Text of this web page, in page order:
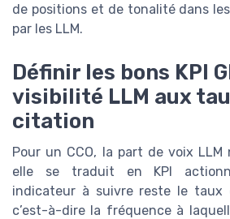
de positions et de tonalité dans
par les LLM.
Définir les bons KPI
visibilité LLM aux
citation
Pour un CCO, la part de voix LLM
elle se traduit en KPI
indicateur à suivre reste le taux
c’est-à-dire la fréquence à